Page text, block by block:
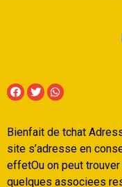
Bienfait de tchat
site s’adresse en
effetOu on peut
quelques associees